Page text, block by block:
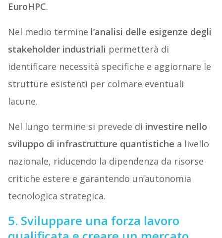
EuroHPC.
Nel medio termine l’analisi delle esigenze degli
stakeholder industriali permetterà di
identificare necessità specifiche e aggiornare le
strutture esistenti per colmare eventuali
lacune.
Nel lungo termine si prevede di investire nello
sviluppo di infrastrutture quantistiche a livello
nazionale, riducendo la dipendenza da risorse
critiche estere e garantendo un’autonomia
tecnologica strategica.
5. Sviluppare una forza lavoro